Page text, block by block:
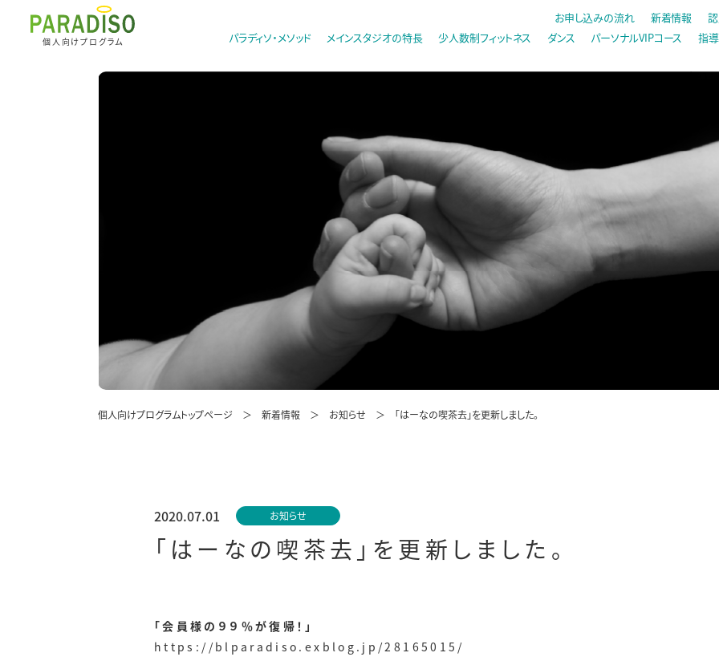
個人向けプログラム パラディソ・メソッド メインスタジオの特長 少人数制フィットネス ダンス パーソナルVIPコース 指
お申し込みの流れ 新着情報
個人向けプログラムトップページ 新着情報 お知らせ 「はーなの喫茶去」を更新しました。
2020.07.01 お知らせ
「はーなの喫茶去」を更新しました。
「会員様の９９％が復帰！」
https://blparadiso.exblog.jp/28165015/